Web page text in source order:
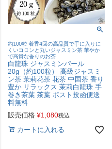
約100粒 着香4回の高品質で手に入りに
くいコロンと丸いジャスミン茶 華やか
で高貴な香りのお茶
白龍珠 ジャスミンパール
20g（約100粒） 高級ジャスミ
ン茶 茉莉花茶 花茶 中国茶 香り
豊か リラックス 茉莉白龍珠 手
巻き茶葉 茶葉 ポスト投函便送
料無料
販売価格 ¥1,080税込
カートに入れる